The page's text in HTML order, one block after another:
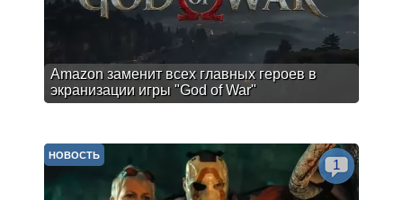
Amazon заменит всех главных героев в
экранизации игры "God of War"
НОВОСТЬ
1